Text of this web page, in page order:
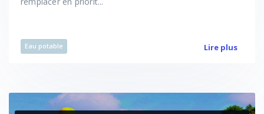
Eau potable Lire plus